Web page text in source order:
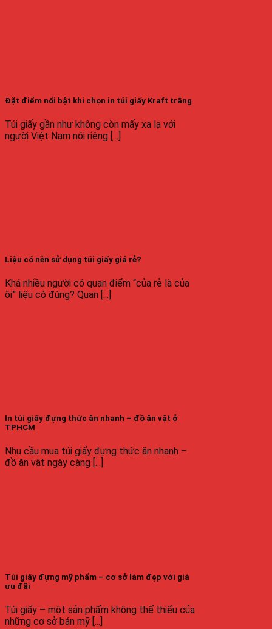
Đặt điểm nổi bật khi chọn in túi giấy Kraft trắng
Túi giấy gần như không còn mấy xa lạ với
người Việt Nam nói riêng [...]
Liệu có nên sử dụng túi giấy giá rẻ?
Khá nhiều người có quan điểm “của rẻ là của
ôi” liệu có đúng? Quan [...]
In túi giấy đựng thức ăn nhanh – đồ ăn vặt ở
TPHCM
Nhu cầu mua túi giấy đựng thức ăn nhanh –
đồ ăn vật ngày càng [...]
Túi giấy đựng mỹ phẩm – cơ sở làm đẹp với giá
ưu đãi
Túi giấy – một sản phẩm không thể thiếu của
những cơ sở bán mỹ [...]